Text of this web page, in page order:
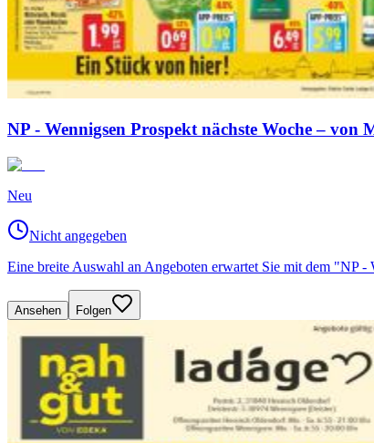
NP - Wennigsen Prospekt nächste Woche – von
Neu
Nicht angegeben
Eine breite Auswahl an Angeboten erwartet Sie mit dem "NP -
Ansehen Folgen